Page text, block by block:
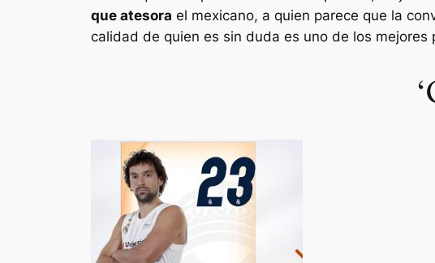
que atesora el mexicano, a quien parece que la
calidad de quien es sin duda es uno de los mejores